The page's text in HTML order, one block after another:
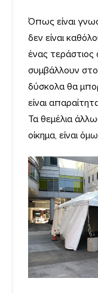
Όπως είναι
δεν είναι
ένας
συμβάλλουν
δύσκολα θα
είναι
Τα θεμέλια
οίκημα, είναι